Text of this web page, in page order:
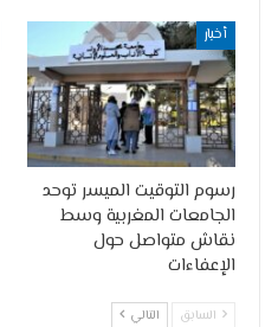
أخبار
رسوم التوقيت الميسر توحد
الجامعات المغربية وسط
نقاش متواصل حول
الإعفاءات
السابق التالي